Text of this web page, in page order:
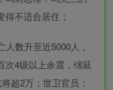
不适合居住；
数升至近5000人，
次4级以上余震，绵延
超2万；世卫官员：